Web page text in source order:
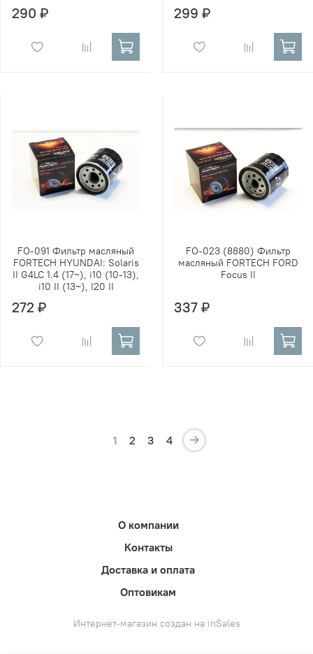
290 ₽ 299 ₽
FO-091 Фильтр масляный
FORTECH HYUNDAI: Solaris
II G4LC 1.4 (17~), i10 (10-13),
i10 II (13~), I20 II
272 ₽
FO-023 (8880) Фильтр
масляный FORTECH FORD
Focus II
337 ₽
1 2 3 4
О компании
Контакты
Доставка и оплата
Оптовикам
Интернет-магазин создан на inSales